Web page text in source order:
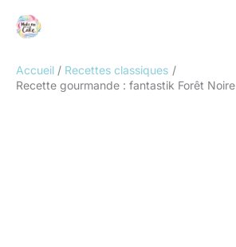
Accueil
Recettes classiques
Recette gourmande : fantastik Forêt Noire